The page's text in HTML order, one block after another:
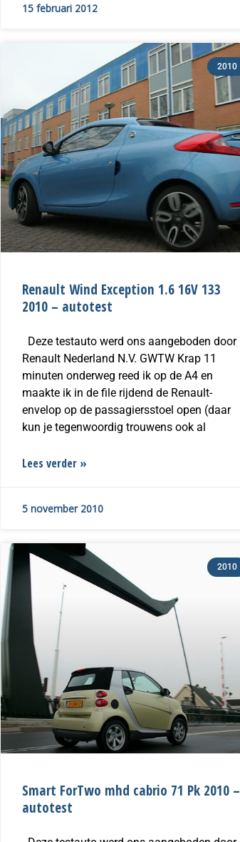
15 februari 2012
2010
Renault Wind Exception 1.6 16V 133
2010 – autotest
Deze testauto werd ons aangeboden door
Renault Nederland N.V. GWTW Krap 11
minuten onderweg reed ik op de A4 en
maakte ik in de file rijdend de Renault-
envelop op de passagiersstoel open (daar
kun je tegenwoordig trouwens ook al
Lees verder »
5 november 2010
2010
Smart ForTwo mhd cabrio 71 Pk 2010 –
autotest